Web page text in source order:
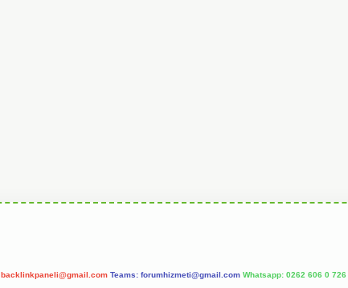
backlinkpaneli@gmail.com Teams: forumhizmeti@gmail.com Whatsapp: 0262 606 0 726